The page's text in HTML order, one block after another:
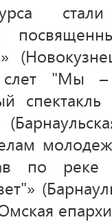
слет "Мы –
по реке